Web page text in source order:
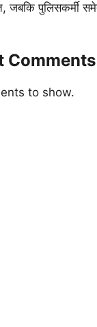
जबकि पुलिसकर्मी
Comments
to show.